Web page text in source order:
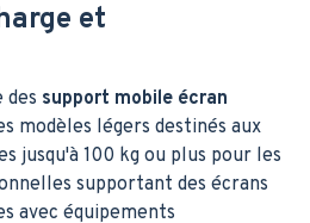
et
des support mobile écran
modèles légers destinés aux
jusqu'à 100 kg ou plus pour les
supportant des écrans
avec équipements